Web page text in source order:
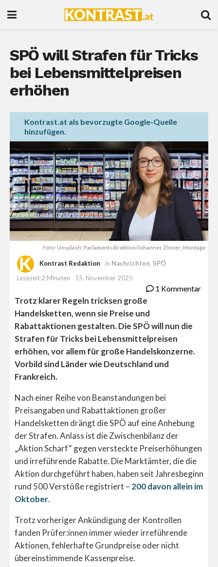
SPÖ will Strafen für Tricks
bei Lebensmittelpreisen
erhöhen
Kontrast.at als bevorzugte Google-Quelle
hinzufügen.
Foto: Unsplash; Parlamentsdirektion/Johannes Zinner; Montage
Kontrast Redaktion in Nachrichten, SPÖ
Lesezeit:2 Minuten
15. November 2025
1 Kommentar
Trotz klarer Regeln tricksen große
Handelsketten, wenn sie Preise und
Rabattaktionen gestalten. Die SPÖ will nun die
Strafen für Tricks bei Lebensmittelpreisen
erhöhen, vor allem für große Handelskonzerne.
Vorbild sind Länder wie Deutschland und
Frankreich.
Nach einer Reihe von Beanstandungen bei
Preisangaben und Rabattaktionen großer
Handelsketten drängt die SPÖ auf eine Anhebung
der Strafen. Anlass ist die Zwischenbilanz der
„Aktion Scharf“ gegen versteckte Preiserhöhungen
und irreführende Rabatte. Die Marktämter, die die
Aktion durchgeführt haben, haben seit Jahresbeginn
rund 500 Verstöße registriert – 200 davon allein im
Oktober.
Trotz vorheriger Ankündigung der Kontrollen
fanden Prüfer:innen immer wieder irreführende
Aktionen, fehlerhafte Grundpreise oder nicht
übereinstimmende Kassenpreise.